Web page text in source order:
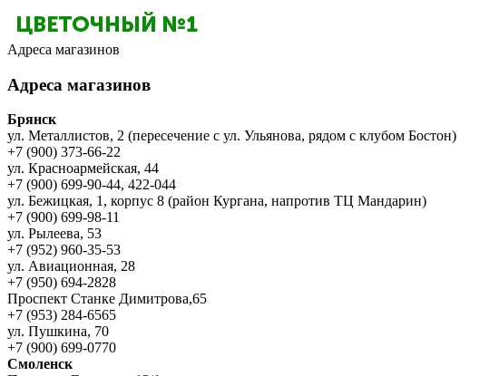
Адреса магазинов
Адреса магазинов
Брянск
ул. Металлистов, 2 (пересечение с ул. Ульянова, рядом с клубом Бостон)
+7 (900) 373-66-22
ул. Красноармейская, 44
+7 (900) 699-90-44, 422-044
ул. Бежицкая, 1, корпус 8 (район Кургана, напротив ТЦ Мандарин)
+7 (900) 699-98-11
ул. Рылеева, 53
+7 (952) 960-35-53
ул. Авиационная, 28
+7 (950) 694-2828
Проспект Станке Димитрова,65
+7 (953) 284-6565
ул. Пушкина, 70
+7 (900) 699-0770
Смоленск